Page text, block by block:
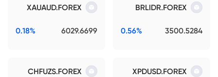
BRLIDR.FOREX
3500.5284
0.56%
XAUAUD.FOREX
6029.6699
0.18%
XPDUSD.FOREX
CHFUZS.FOREX